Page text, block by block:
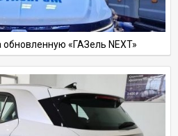
«ГАЗель NEXT»